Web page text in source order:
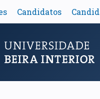
Candidatos
Principal